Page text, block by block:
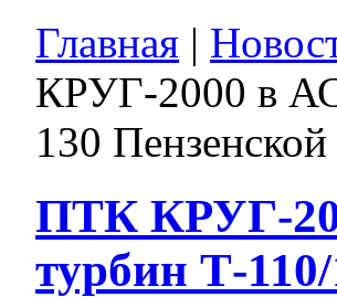
Главная |
КРУГ-2000 в
130
ПТК КРУГ-
турбин Т-